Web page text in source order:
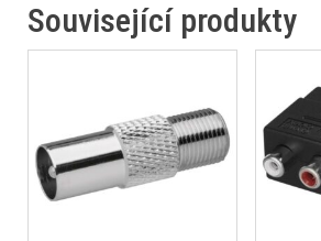
Související produkty